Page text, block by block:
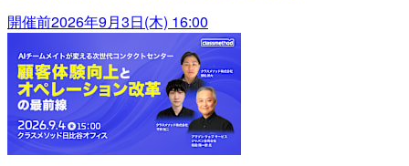
開催前2026年9月3日(木) 16:00